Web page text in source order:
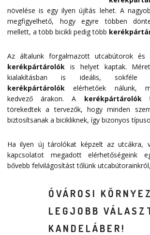
növelése is egy ilyen újítás lehet. A
megfigyelhető, hogy egyre többen
mellett, a több bicikli pedig több
Az általunk forgalmazott utcabútorok és
kerékpártárolók is helyet kaptak.
kialakításban is ideális, sokféle
kerékpártárolók elérhetőek nálunk,
kedvező árakon. A kerékpártárolók
törekedtek a tervezők, hogy minden
biztosítsanak a bicikliknek, így bizonyos
Ha ilyen új tárolókat képzelt az utcákra,
kapcsolatot megadottelérhetőségeink
bővebb felvilágosítást tőlünk
ÓVÁROSI
LEGJOBB
KANDELÁBER!